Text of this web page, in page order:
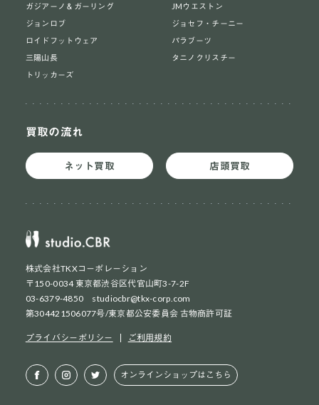
ネット買取 初めての方
ガジアーノ＆ガーリング
JMウエストン
ジョンロブ
ジョセフ・チーニー
ロイドフットウェア
パラブーツ
三陽山長
タニノクリスチー
トリッカーズ
株式会社TKXコーポレーション
〒150-0034 東京都渋谷区代官山町3-7-2F
03-6379-4850 studiocbr@tkx-corp.com
第304421506077号/東京都公安委員会 古物商許可証
プライバシーポリシー ご利用規約
オンラインショップはこちら
買取の流れ
ネット買取 店頭買取